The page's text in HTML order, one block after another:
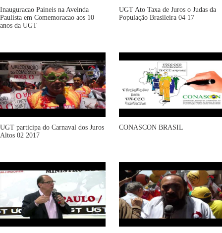
Inauguracao Paineis na Aveinda
Paulista em Comemoracao aos 10
anos da UGT
UGT Ato Taxa de Juros o Judas da
População Brasileira 04 17
UGT participa do Carnaval dos Juros
Altos 02 2017
CONASCON BRASIL